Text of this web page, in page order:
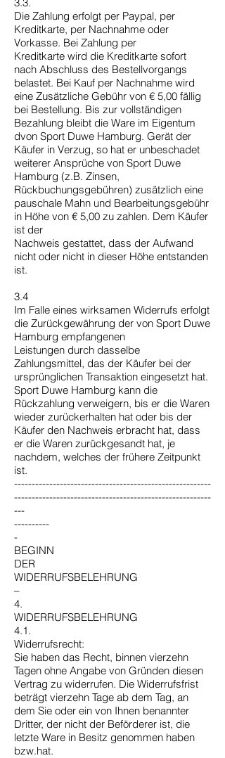
Die Zahlung erfolgt per Paypal, per
Kreditkarte, per Nachnahme oder
Vorkasse. Bei Zahlung per
Kreditkarte wird die Kreditkarte sofort
nach Abschluss des Bestellvorgangs
belastet. Bei Kauf per Nachnahme wird
eine Zusätzliche Gebühr von € 5,00 fällig
bei Bestellung. Bis zur vollständigen
Bezahlung bleibt die Ware im Eigentum
dvon Sport Duwe Hamburg. Gerät der
Käufer in Verzug, so hat er unbeschadet
weiterer Ansprüche von Sport Duwe
Hamburg (z.B. Zinsen,
Rückbuchungsgebühren) zusätzlich eine
pauschale Mahn und Bearbeitungsgebühr
in Höhe von € 5,00 zu zahlen. Dem Käufer
ist der
Nachweis gestattet, dass der Aufwand
nicht oder nicht in dieser Höhe entstanden
ist.
3.4
Im Falle eines wirksamen Widerrufs erfolgt
die Zurückgewährung der von Sport Duwe
Hamburg empfangenen
Leistungen durch dasselbe
Zahlungsmittel, das der Käufer bei der
ursprünglichen Transaktion eingesetzt hat.
Sport Duwe Hamburg kann die
Rückzahlung verweigern, bis er die Waren
wieder zurückerhalten hat oder bis der
Käufer den Nachweis erbracht hat, dass
er die Waren zurückgesandt hat, je
nachdem, welches der frühere Zeitpunkt
ist.
--------------------------------------------------------
--------------------------------------------------------
---
----------
-
BEGINN
DER
WIDERRUFSBELEHRUNG
–
4.
WIDERRUFSBELEHRUNG
4.1.
Widerrufsrecht:
Sie haben das Recht, binnen vierzehn
Tagen ohne Angabe von Gründen diesen
Vertrag zu widerrufen. Die Widerrufsfrist
beträgt vierzehn Tage ab dem Tag, an
dem Sie oder ein von Ihnen benannter
Dritter, der nicht der Beförderer ist, die
letzte Ware in Besitz genommen haben
bzw.hat.